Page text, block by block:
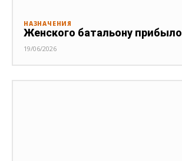
НАЗНАЧЕНИЯ
Женского батальону прибыло
19/06/2026